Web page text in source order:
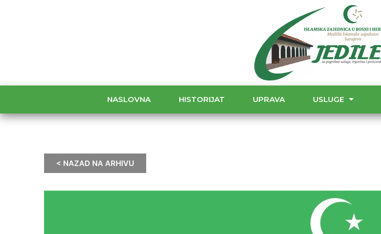
NASLOVNA HISTORIJAT UPRAVA USLUGE
< NAZAD NA ARHIVU